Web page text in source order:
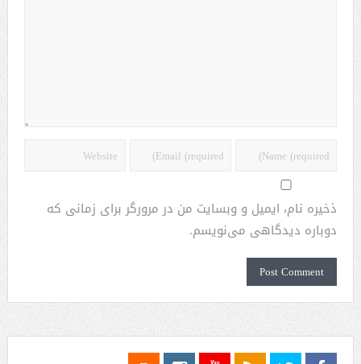
ذخیره نام، ایمیل و وبسایت من در مرورگر برای زمانی که
دوباره دیدگاهی می‌نویسم.